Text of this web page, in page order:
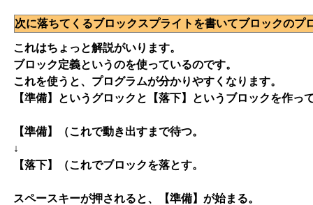
次に落ちてくるブロックスプライトを書いてブロックのプ
これはちょっと解説がいります。
ブロック定義というのを使っているのです。
これを使うと、プログラムが分かりやすくなります。
【準備】というグロックと【落下】というブロックを作っ
【準備】（これで動き出すまで待つ。
↓
【落下】（これでブロックを落とす。
スペースキーが押されると、【準備】が始まる。